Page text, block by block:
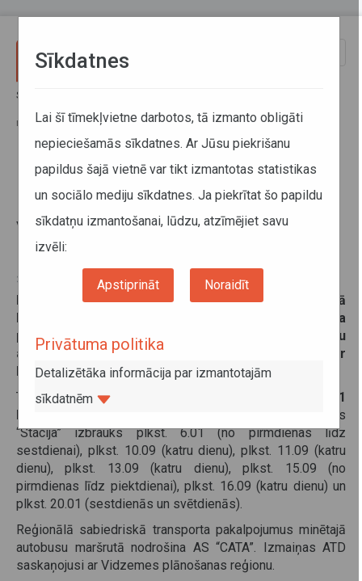
Sākums
reisi tiks uzsākti no pilsētas centra pieturas “Stacija”
Reģionālo autobusu maršrutā
Kalnmuiža–Cēsu AO–Priekuļi
vairāki reisi tiks uzsākti no
pilsētas centra pieturas “Stacija”
30. janvāris 2025
No šī gada 10. februāra reģionālo autobusu maršrutā
Kalnmuiža–Cēsu AO–Priekuļi kā vairāku reisu sākuma
pietura noteikta “Stacija”, nevis kā līdz šim – Cēsu
autoosta, jo pie stacijas iekāpjošo pasažieru skaits ir
lielāks.
Turpmākreģionālās nozīmes maršrutā nr. 5601
autobuss no pieturas
“Stacija” izbrauks plkst. 6.01 (no pirmdienas līdz
sestdienai), plkst. 10.09 (katru dienu), plkst. 11.09 (katru
dienu), plkst. 13.09 (katru dienu), plkst. 15.09 (no
pirmdienas līdz piektdienai), plkst. 16.09 (katru dienu) un
plkst. 20.01 (sestdienās un svētdienās).
Reģionālā sabiedriskā transporta pakalpojumus minētajā
autobusu maršrutā nodrošina AS “CATA”. Izmaiņas ATD
saskaņojusi ar Vidzemes plānošanas reģionu.
Sīkdatnes
Lai šī tīmekļvietne darbotos, tā izmanto obligāti
nepieciešamās sīkdatnes. Ar Jūsu piekrišanu
papildus šajā vietnē var tikt izmantotas statistikas
un sociālo mediju sīkdatnes. Ja piekrītat šo papildu
sīkdatņu izmantošanai, lūdzu, atzīmējiet savu
izvēli:
Apstiprināt Noraidīt
Privātuma politika
Detalizētāka informācija par izmantotajām
sīkdatnēm